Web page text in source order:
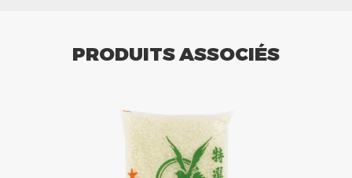
PRODUITS ASSOCIÉS